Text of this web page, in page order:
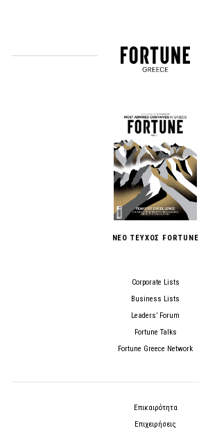
ΝΕΟ ΤΕΥΧΟΣ FORTUNE
Corporate Lists
Business Lists
Leaders’ Forum
Fortune Talks
Fortune Greece Network
Επικαιρότητα
Επιχειρήσεις